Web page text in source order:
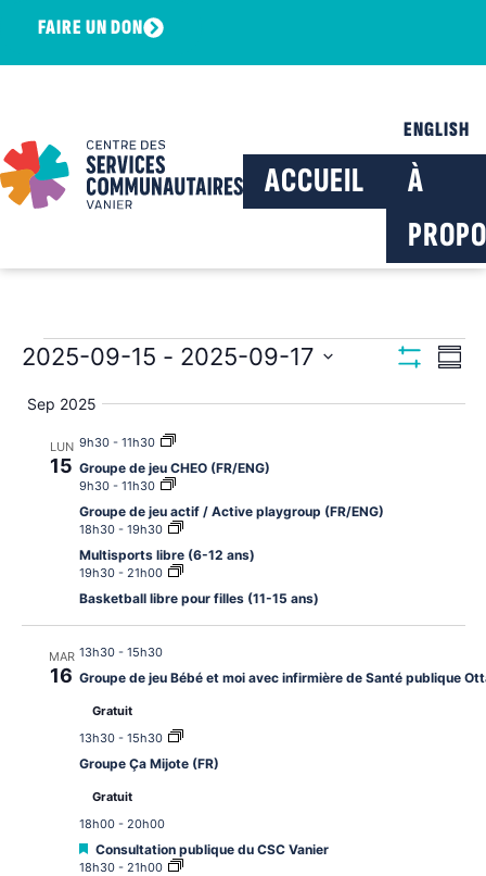
FAIRE UN DON
ENGLISH
ACCUEIL
À
parde
2025-09-15 - 2025-09-17
la
date
Sep 2025
LUN
15
9h30- 11h30
Groupe de jeu CHEO (FR/ENG)
9h30- 11h30
Groupe de jeu actif / Active playgroup (FR/ENG)
18h30- 19h30
Multisports libre (6-12 ans)
19h30- 21h00
Basketball libre pour filles (11-15 ans)
MAR
16
13h30- 15h30
Groupe de jeu Bébé et moi avec infirmière de Santé publique
Gratuit
13h30- 15h30
Groupe Ça Mijote (FR)
Gratuit
18h00- 20h00
Mis
en
Consultation publique du CSC Vanier
18h30- 21h00